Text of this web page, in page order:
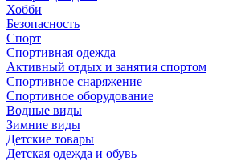
Хобби
Безопасность
Спорт
Спортивная одежда
Активный отдых и занятия спортом
Спортивное снаряжение
Спортивное оборудование
Водные виды
Зимние виды
Детские товары
Детская одежда и обувь